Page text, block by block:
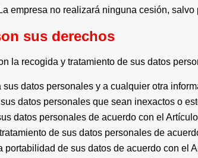
empresa no realizará ninguna cesión,
sus derechos
la recogida y tratamiento de sus datos
sus datos personales y a cualquier otra
datos personales que sean inexactos o
datos personales de acuerdo con el
de sus datos personales de
portabilidad de sus datos de acuerdo con el